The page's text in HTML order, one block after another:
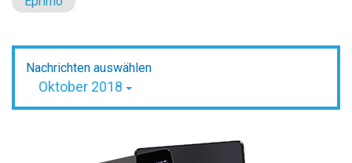
Nachrichten auswählen
Oktober 2018